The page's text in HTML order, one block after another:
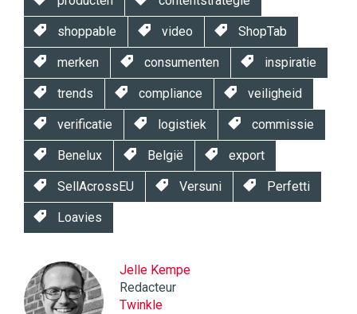
shoppable video ShopTab
merken consumenten inspiratie
trends compliance veiligheid
verificatie logistiek commissie
Benelux België export
SellAcrossEU Versuni Perfetti
Loavies
Jelle Kempe
Redacteur
Twinkle